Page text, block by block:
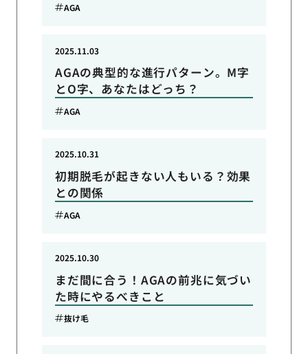
AGA
AGAの典型的な進行パターン。M字
とO字、あなたはどっち？
2025.11.03
AGA
初期脱毛が起きない人もいる？効果
との関係
2025.10.31
AGA
まだ間に合う！AGAの前兆に気づい
た時にやるべきこと
2025.10.30
抜け毛